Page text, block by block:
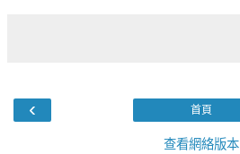
‹ 首頁
查看網絡版本